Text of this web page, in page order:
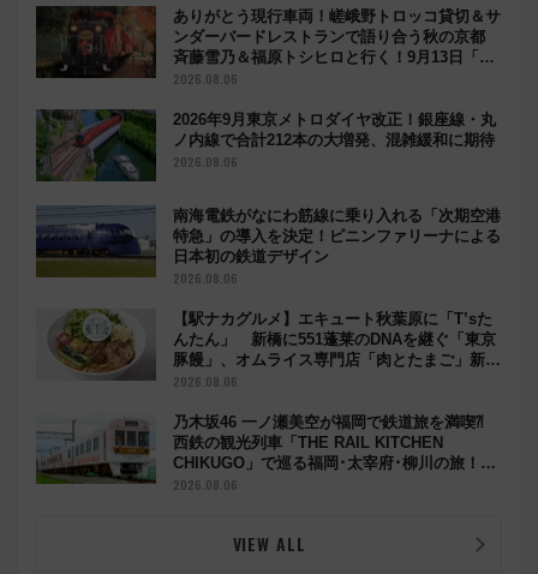
ありがとう現行車両！嵯峨野トロッコ貸切＆サ
ンダーバードレストランで語り合う秋の京都
斉藤雪乃＆福原トシヒロと行く！9月13日「京
都の鉄道満喫ツアー」開催
2026.08.06
2026年9月東京メトロダイヤ改正！銀座線・丸
ノ内線で合計212本の大増発、混雑緩和に期待
2026.08.06
南海電鉄がなにわ筋線に乗り入れる「次期空港
特急」の導入を決定！ピニンファリーナによる
日本初の鉄道デザイン
2026.08.06
【駅ナカグルメ】エキュート秋葉原に「T’sた
んたん」 新橋に551蓬莱のDNAを継ぐ「東京
豚饅」、オムライス専門店「肉とたまご」新グ
ルメ続々登場！【2026年8月】
2026.08.06
乃木坂46 一ノ瀬美空が福岡で鉄道旅を満喫⁈
西鉄の観光列車「THE RAIL KITCHEN
CHIKUGO」で巡る福岡･太宰府･柳川の旅！
YouTubeが公開に
2026.08.06
VIEW ALL